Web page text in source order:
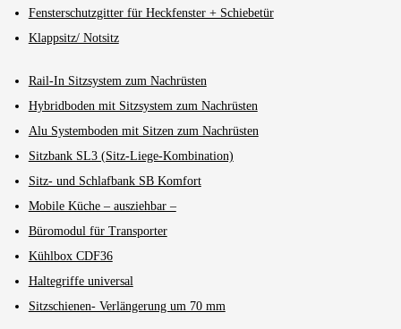
Fensterschutzgitter für Heckfenster + Schiebetür
Klappsitz/ Notsitz
Rail-In Sitzsystem zum Nachrüsten
Hybridboden mit Sitzsystem zum Nachrüsten
Alu Systemboden mit Sitzen zum Nachrüsten
Sitzbank SL3 (Sitz-Liege-Kombination)
Sitz- und Schlafbank SB Komfort
Mobile Küche – ausziehbar –
Büromodul für Transporter
Kühlbox CDF36
Haltegriffe universal
Sitzschienen- Verlängerung um 70 mm